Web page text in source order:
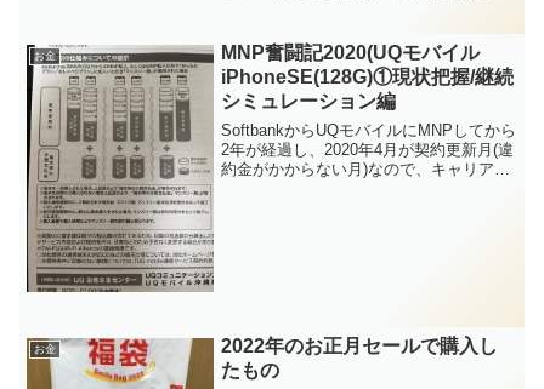
株主優待制度 (楽天 投資家情報)恥ずかし
なが...
お金
MNP奮闘記2020(UQモバイル
iPhoneSE(128G)①現状把握/継続
シミュレーション編
SoftbankからUQモバイルにMNPしてから
2年が経過し、2020年4月が契約更新月(違
約金がかからない月)なので、キャリアの
お金
2022年のお正月セールで購入し
たもの